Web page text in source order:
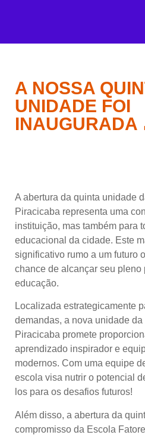
A NOSSA
UNIDADE FOI
INAUGURADA
A abertura da quinta unidade
Piracicaba representa uma
instituição, mas também para
educacional da cidade. Este
significativo rumo a um futuro
chance de alcançar seu pleno
educação.
Localizada estrategicamente
demandas, a nova unidade
Piracicaba promete
aprendizado inspirador e
modernos. Com uma equipe
escola visa nutrir o potencial
los para os desafios futuros!
Além disso, a abertura da
compromisso da Escola